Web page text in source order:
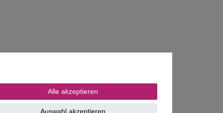
Alle akzeptieren
Auswahl akzeptieren